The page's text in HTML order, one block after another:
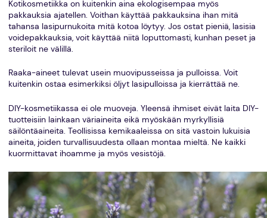
Kotikosmetiikka on kuitenkin aina ekologisempaa myös
pakkauksia ajatellen. Voithan käyttää pakkauksina ihan mitä
tahansa lasipurnukoita mitä kotoa löytyy. Jos ostat pieniä, lasisia
voidepakkauksia, voit käyttää niitä loputtomasti, kunhan peset ja
steriloit ne välillä.
Raaka-aineet tulevat usein muovipusseissa ja pulloissa. Voit
kuitenkin ostaa esimerkiksi öljyt lasipulloissa ja kierrättää ne.
DIY-kosmetiikassa ei ole muoveja. Yleensä ihmiset eivät laita DIY-
tuotteisiin lainkaan väriaineita eikä myöskään myrkyllisiä
säilöntäaineita. Teollisissa kemikaaleissa on sitä vastoin lukuisia
aineita, joiden turvallisuudesta ollaan montaa mieltä. Ne kaikki
kuormittavat ihoamme ja myös vesistöjä.